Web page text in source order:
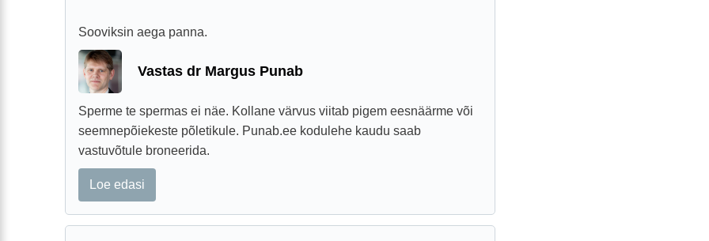
Sooviksin aega panna.
Vastas dr Margus Punab
Sperme te spermas ei näe. Kollane värvus viitab pigem eesnäärme või
seemnepõiekeste põletikule. Punab.ee kodulehe kaudu saab
vastuvõtule broneerida.
Loe edasi